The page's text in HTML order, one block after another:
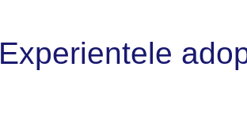
Experientele